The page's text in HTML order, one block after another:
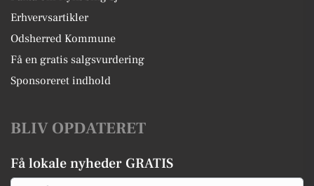
Erhvervsartikler
Odsherred Kommune
Få en gratis salgsvurdering
Sponsoreret indhold
BLIV OPDATERET
Få lokale nyheder GRATIS